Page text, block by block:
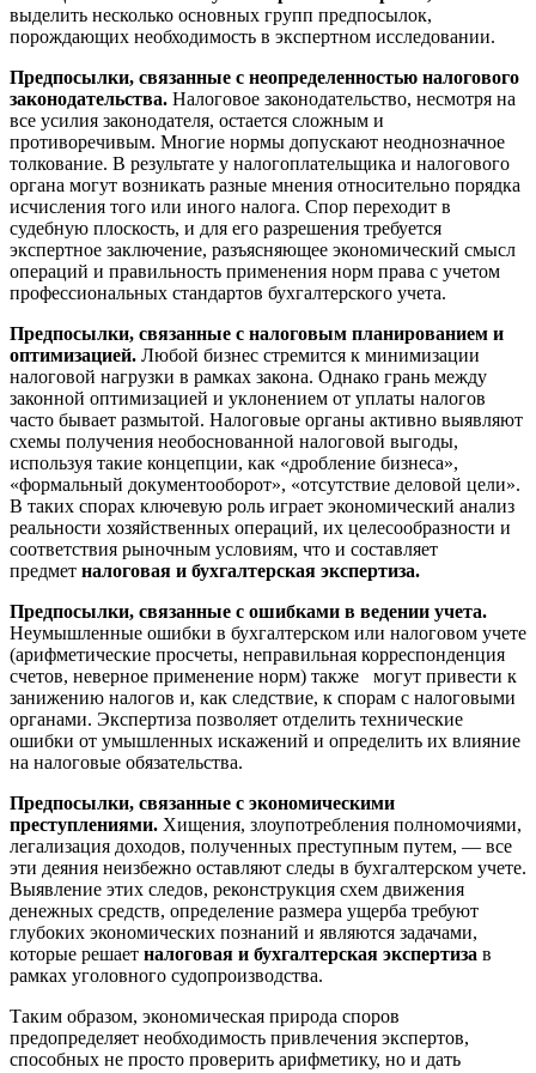
выделить несколько основных групп предпосылок,
порождающих необходимость в экспертном исследовании.
Предпосылки, связанные с неопределенностью налогового
законодательства. Налоговое законодательство, несмотря на
все усилия законодателя, остается сложным и
противоречивым. Многие нормы допускают неоднозначное
толкование. В результате у налогоплательщика и налогового
органа могут возникать разные мнения относительно порядка
исчисления того или иного налога. Спор переходит в
судебную плоскость, и для его разрешения требуется
экспертное заключение, разъясняющее экономический смысл
операций и правильность применения норм права с учетом
профессиональных стандартов бухгалтерского учета.
Предпосылки, связанные с налоговым планированием и
оптимизацией. Любой бизнес стремится к минимизации
налоговой нагрузки в рамках закона. Однако грань между
законной оптимизацией и уклонением от уплаты налогов
часто бывает размытой. Налоговые органы активно выявляют
схемы получения необоснованной налоговой выгоды,
используя такие концепции, как «дробление бизнеса»,
«формальный документооборот», «отсутствие деловой цели».
В таких спорах ключевую роль играет экономический анализ
реальности хозяйственных операций, их целесообразности и
соответствия рыночным условиям, что и составляет
предмет налоговая и бухгалтерская экспертиза.
Предпосылки, связанные с ошибками в ведении учета.
Неумышленные ошибки в бухгалтерском или налоговом учете
(арифметические просчеты, неправильная корреспонденция
счетов, неверное применение норм) также могут привести к
занижению налогов и, как следствие, к спорам с налоговыми
органами. Экспертиза позволяет отделить технические
ошибки от умышленных искажений и определить их влияние
на налоговые обязательства.
Предпосылки, связанные с экономическими
преступлениями. Хищения, злоупотребления полномочиями,
легализация доходов, полученных преступным путем, — все
эти деяния неизбежно оставляют следы в бухгалтерском учете.
Выявление этих следов, реконструкция схем движения
денежных средств, определение размера ущерба требуют
глубоких экономических познаний и являются задачами,
которые решает налоговая и бухгалтерская экспертиза в
рамках уголовного судопроизводства.
Таким образом, экономическая природа споров
предопределяет необходимость привлечения экспертов,
способных не просто проверить арифметику, но и дать